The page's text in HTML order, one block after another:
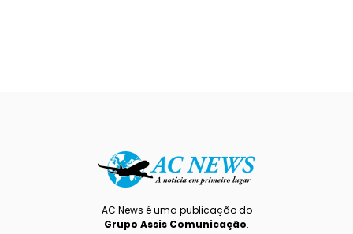
AC News é uma publicação do
Grupo Assis Comunicação.